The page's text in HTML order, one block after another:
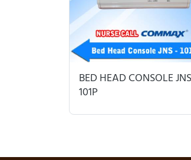
BED HEAD CONSOLE
101P